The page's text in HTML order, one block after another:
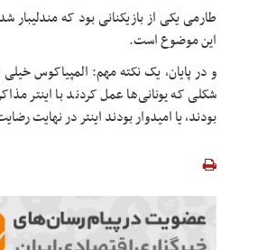
طارمی یکی از بازیکنانی بود که
این موضوع است.
و در پایان، یک نکته مهم: المپیاکوس خیلی
شکلی که یونانی‌ها عمل کردند با اینتر
بودند، یا امیدوار بودند اینتر در نهایت